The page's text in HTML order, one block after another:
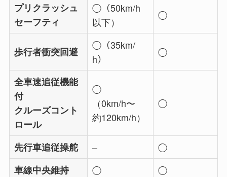
プリクラッシュ
セーフティ
◯（50km/h
以下）
◯
歩行者衝突回避
◯（35km/
h）
◯
全車速追従機能
付
クルーズコント
ロール
◯
（0km/h〜
約120km/h）
◯
先行車追従操舵 –
◯
車線中央維持
◯
◯